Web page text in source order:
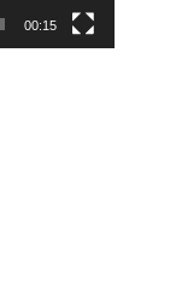
00:15